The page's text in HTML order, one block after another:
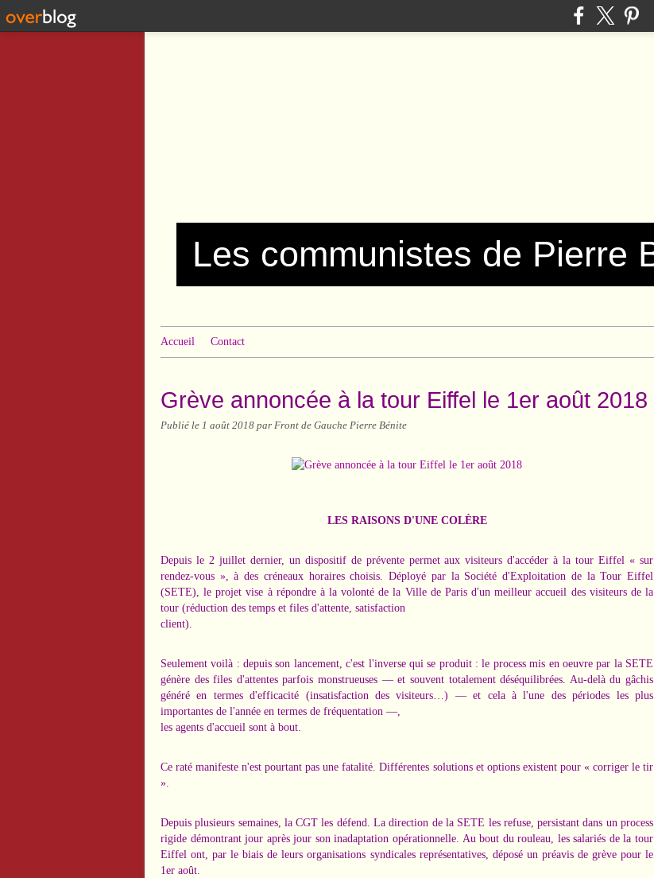
Accueil Contact
Grève annoncée à la tour Eiffel le 1er août 2018
Publié le 1 août 2018 par Front de Gauche Pierre Bénite
LES RAISONS D'UNE COLÈRE
Depuis le 2 juillet dernier, un dispositif de prévente permet aux visiteurs d'accéder à la tour Eiffel « sur
rendez-vous », à des créneaux horaires choisis. Déployé par la Société d'Exploitation de la Tour Eiffel
(SETE), le projet vise à répondre à la volonté de la Ville de Paris d'un meilleur accueil des visiteurs de la
tour (réduction des temps et files d'attente, satisfaction
client).
Seulement voilà : depuis son lancement, c'est l'inverse qui se produit : le process mis en oeuvre par la SETE
génère des files d'attentes parfois monstrueuses — et souvent totalement déséquilibrées. Au-delà du gâchis
généré en termes d'efficacité (insatisfaction des visiteurs…) — et cela à l'une des périodes les plus
importantes de l'année en termes de fréquentation —,
les agents d'accueil sont à bout.
Ce raté manifeste n'est pourtant pas une fatalité. Différentes solutions et options existent pour « corriger le tir
».
Depuis plusieurs semaines, la CGT les défend. La direction de la SETE les refuse, persistant dans un process
rigide démontrant jour après jour son inadaptation opérationnelle. Au bout du rouleau, les salariés de la tour
Eiffel ont, par le biais de leurs organisations syndicales représentatives, déposé un préavis de grève pour le
1er août.